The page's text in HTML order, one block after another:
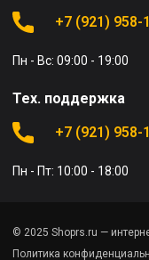
+7 (921) 958-
Пн - Вс: 09:00 - 19:00
Тех. поддержка
+7 (921) 958-
Пн - Пт: 10:00 - 18:00
© 2025 Shoprs.ru —
Политика